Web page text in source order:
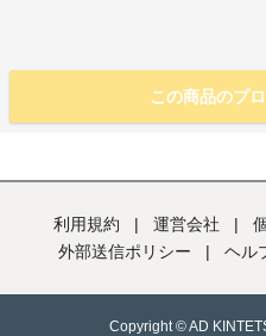
この商品のプ
利用規約 | 運営会社 |
外部送信ポリシー
| ヘル
Copyright © AD